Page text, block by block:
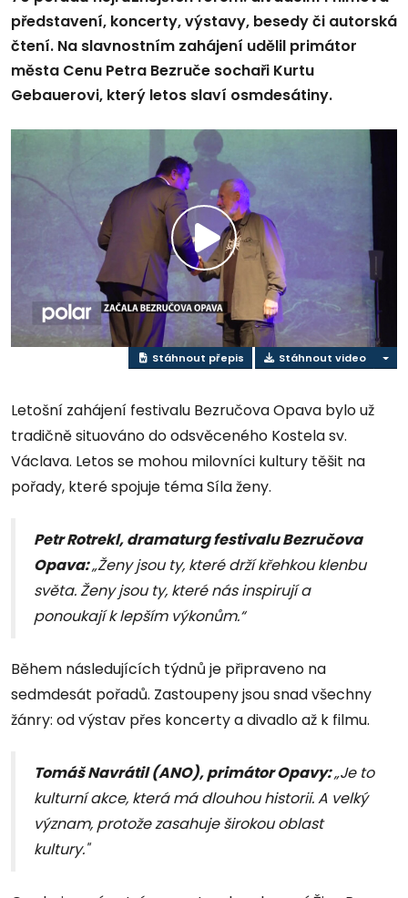
představení, koncerty, výstavy, besedy či autorská
čtení. Na slavnostním zahájení udělil primátor
města Cenu Petra Bezruče sochaři Kurtu
Gebauerovi, který letos slaví osmdesátiny.
Přehrát
video
Stáhnout přepis Stáhnout video
Letošní zahájení festivalu Bezručova Opava bylo už
tradičně situováno do odsvěceného Kostela sv.
Václava. Letos se mohou milovníci kultury těšit na
pořady, které spojuje téma Síla ženy.
Petr Rotrekl, dramaturg festivalu Bezručova
Opava:„Ženy jsou ty, které drží křehkou klenbu
světa. Ženy jsou ty, které nás inspirují a
ponoukají k lepším výkonům.“
Během následujících týdnů je připraveno na
sedmdesát pořadů. Zastoupeny jsou snad všechny
žánry: od výstav přes koncerty a divadlo až k filmu.
Tomáš Navrátil (ANO), primátor Opavy:„Je to
kulturní akce, která má dlouhou historii. A velký
význam, protože zasahuje širokou oblast
kultury."